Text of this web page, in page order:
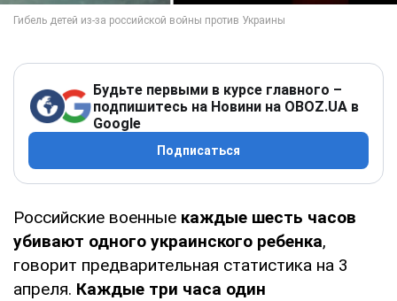
Будьте первыми в курсе главного –
подпишитесь на Новини на OBOZ.UA в
Google
Подписаться
Российские военные каждые шесть часов
убивают одного украинского ребенка,
говорит предварительная статистика на 3
апреля. Каждые три часа один